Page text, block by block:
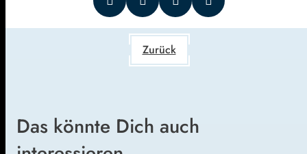
Zurück
Das könnte Dich auch